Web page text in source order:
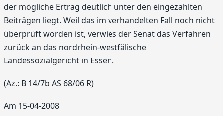
der mögliche Ertrag deutlich unter den eingezahlten
Beiträgen liegt. Weil das im verhandelten Fall noch nicht
überprüft worden ist, verwies der Senat das Verfahren
zurück an das nordrhein-westfälische
Landessozialgericht in Essen.
(Az.: B 14/7b AS 68/06 R)
Am 15-04-2008